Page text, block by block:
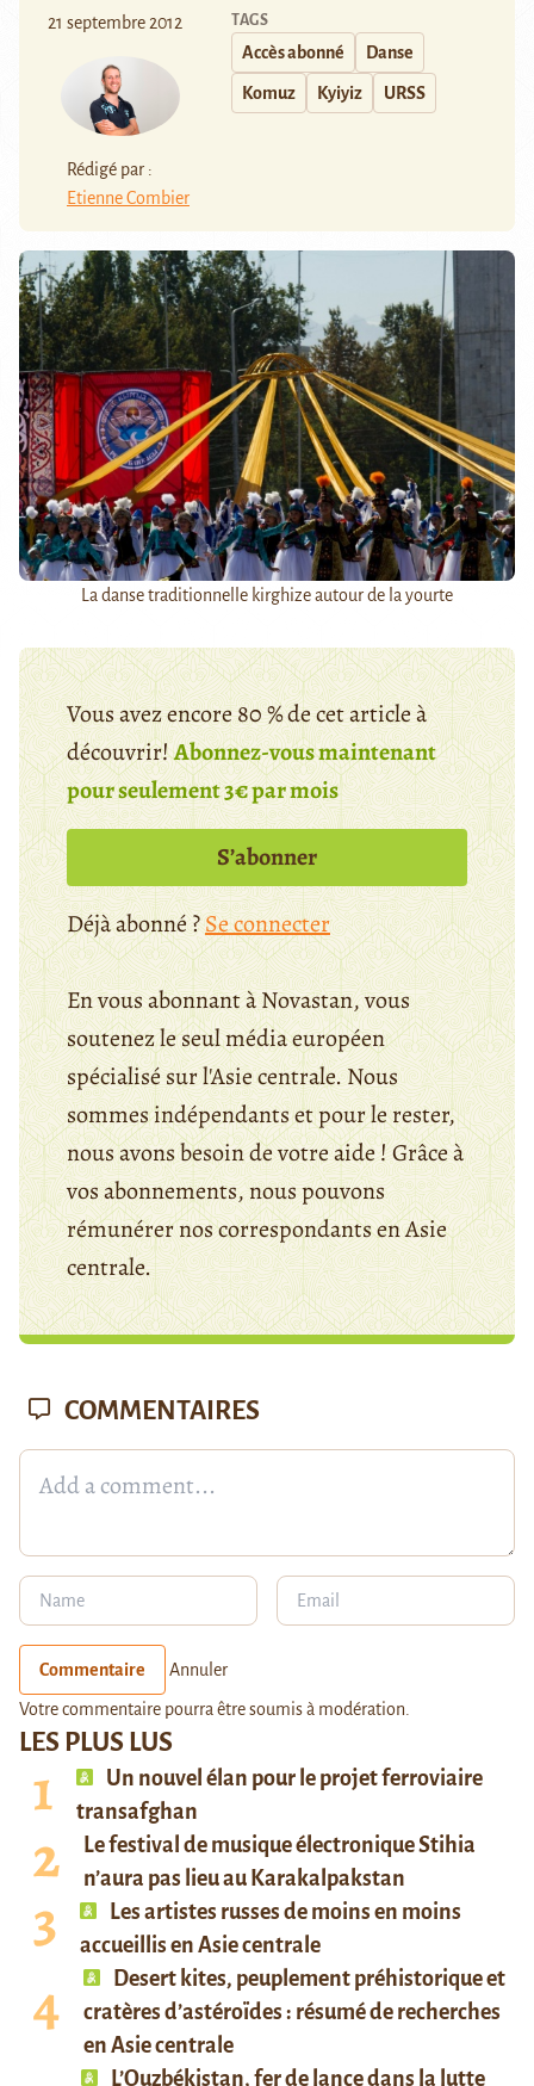
21 septembre 2012
Rédigé par :
Etienne Combier
TAGS
Accès abonné Danse
Komuz Kyiyiz URSS
La danse traditionnelle kirghize autour de la yourte
Vous avez encore 80 % de cet article à
découvrir!Abonnez-vous maintenant
pour seulement 3€ par mois
S’abonner
Déjà abonné ?Se connecter
En vous abonnant à Novastan, vous
soutenez le seul média européen
spécialisé sur l'Asie centrale. Nous
sommes indépendants et pour le rester,
nous avons besoin de votre aide ! Grâce à
vos abonnements, nous pouvons
rémunérer nos correspondants en Asie
centrale.
LES PLUS LUS
Un nouvel élan pour le projet ferroviaire
transafghan
Le festival de musique électronique Stihia
n’aura pas lieu au Karakalpakstan
Les artistes russes de moins en moins
accueillis en Asie centrale
Desert kites, peuplement préhistorique et
cratères d’astéroïdes : résumé de recherches
en Asie centrale
L’Ouzbékistan, fer de lance dans la lutte
COMMENTAIRES
Commentaire Annuler
Votre commentaire pourra être soumis à modération.